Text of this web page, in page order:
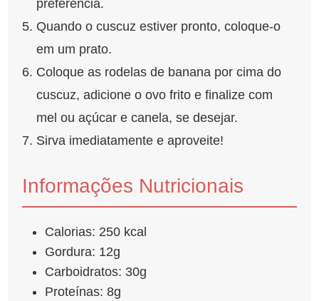
preferência.
Quando o cuscuz estiver pronto, coloque-o
em um prato.
Coloque as rodelas de banana por cima do
cuscuz, adicione o ovo frito e finalize com
mel ou açúcar e canela, se desejar.
Sirva imediatamente e aproveite!
Informações Nutricionais
Calorias: 250 kcal
Gordura: 12g
Carboidratos: 30g
Proteínas: 8g